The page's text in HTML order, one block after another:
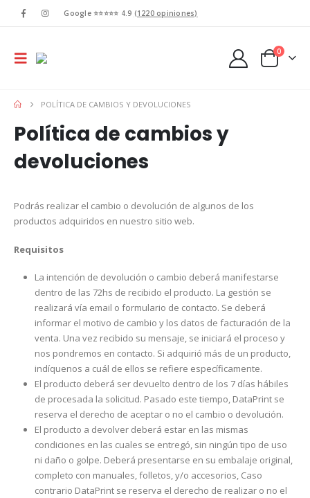
Google ⭐⭐⭐⭐⭐ 4.9 (1220 opiniones)
0
POLÍTICA DE CAMBIOS Y DEVOLUCIONES
Política de cambios y
devoluciones
Podrás realizar el cambio o devolución de algunos de los
productos adquiridos en nuestro sitio web.
Requisitos
La intención de devolución o cambio deberá manifestarse
dentro de las 72hs de recibido el producto. La gestión se
realizará vía email o formulario de contacto. Se deberá
informar el motivo de cambio y los datos de facturación de la
venta. Una vez recibido su mensaje, se iniciará el proceso y
nos pondremos en contacto. Si adquirió más de un producto,
indíquenos a cuál de ellos se refiere específicamente.
El producto deberá ser devuelto dentro de los 7 días hábiles
de procesada la solicitud. Pasado este tiempo, DataPrint se
reserva el derecho de aceptar o no el cambio o devolución.
El producto a devolver deberá estar en las mismas
condiciones en las cuales se entregó, sin ningún tipo de uso
ni daño o golpe. Deberá presentarse en su embalaje original,
completo con manuales, folletos, y/o accesorios, Caso
contrario DataPrint se reserva el derecho de realizar o no el